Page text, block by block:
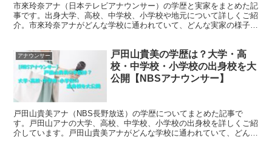
市來玲奈アナ（日本テレビアナウンサー）の学歴と実家をまとめた記
事です。出身大学、高校、中学校、小学校や地元について詳しくご紹
介。市來玲奈アナがどんな学校に通われていて、どんな実家の様子な
アナウンサー
戸田山貴美の学歴は？大学・高
校・中学校・小学校の出身校を大
公開【NBSアナウンサー】
戸田山貴美アナ（NBS長野放送）の学歴についてまとめた記事で
す。戸田山アナの大学、高校、中学校、小学校の出身校を詳しくご紹
介しています。戸田山貴美アナがどんな学校に通われていて、どんな